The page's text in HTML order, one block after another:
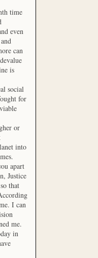
time
even
can
is
social
for
or
into
apart
Justice
that
I can
me.
in